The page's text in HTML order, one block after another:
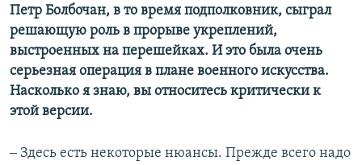
Петр Болбочан, в то время подполковник, сыграл
решающую роль в прорыве укреплений,
выстроенных на перешейках. И это была очень
серьезная операция в плане военного искусства.
Насколько я знаю, вы относитесь критически к
этой версии.
‒ Здесь есть некоторые нюансы. Прежде всего надо